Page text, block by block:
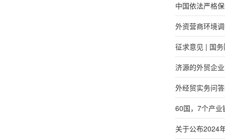
中国依法严格
外资营商环境
征求意见 | 国
济源的外贸企
外经贸实务问
60国，7个产业
关于公布2024